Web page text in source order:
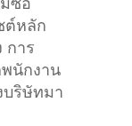
ต์หลัก
การ
นักงาน
บริษัทมา